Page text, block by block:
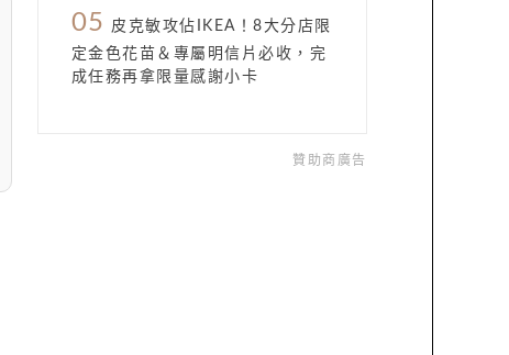
05
皮克敏攻佔IKEA！8大分店限
定金色花苗＆專屬明信片必收，完
成任務再拿限量感謝小卡
贊助商廣告